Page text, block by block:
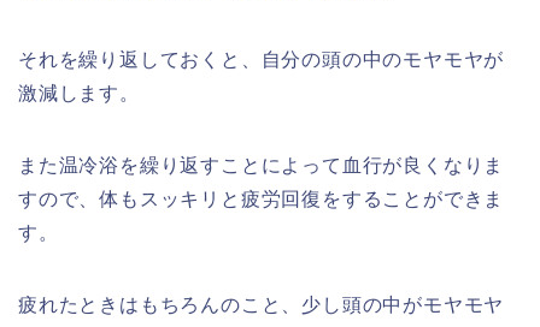
それを繰り返しておくと、自分の頭の中のモヤモヤが
激減します。
また温冷浴を繰り返すことによって血行が良くなりま
すので、体もスッキリと疲労回復をすることができま
す。
疲れたときはもちろんのこと、少し頭の中がモヤモヤ